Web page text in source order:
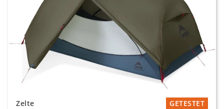
Zelte GETESTET